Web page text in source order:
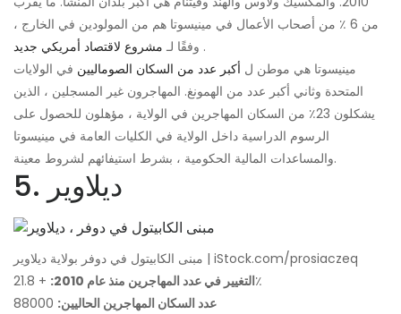
من 6 ٪ من أصحاب الأعمال في مينيسوتا هم من المولودين في الخارج ،
وفقًا لـ مشروع لاقتصاد أمريكي جديد
.
مينيسوتا هي موطن ل أكبر عدد من السكان الصوماليين في الولايات
المتحدة وثاني أكبر عدد من الهمونغ. المهاجرون غير المسجلين ، الذين
يشكلون 23٪ من السكان المهاجرين في الولاية ، مؤهلون للحصول على
الرسوم الدراسية داخل الولاية في الكليات العامة في مينيسوتا
والمساعدات المالية الحكومية ، بشرط استيفائهم لشروط معينة.
5. ديلاوير
مبنى الكابيتول في دوفر بولاية ديلاوير | iStock.com/prosiaczeq
التغيير في عدد المهاجرين منذ عام 2010:+ 21.8٪
عدد السكان المهاجرين الحاليين: